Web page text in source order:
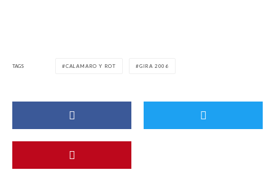
TAGS CALAMARO Y ROT GIRA 2006